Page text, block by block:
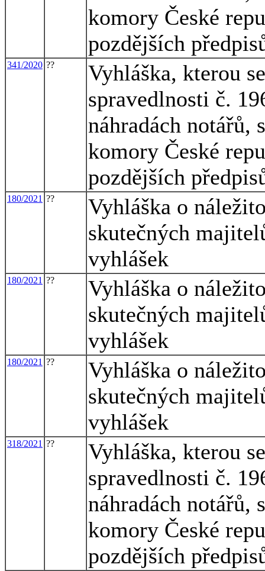
komory České
pozdějších
341/2020 ??
Vyhláška, kterou
spravedlnosti č.
náhradách notářů,
komory České
pozdějších
180/2021 ??
Vyhláška o
skutečných
vyhlášek
180/2021 ??
Vyhláška o
skutečných
vyhlášek
180/2021 ??
Vyhláška o
skutečných
vyhlášek
318/2021 ??
Vyhláška, kterou
spravedlnosti č.
náhradách notářů,
komory České
pozdějších